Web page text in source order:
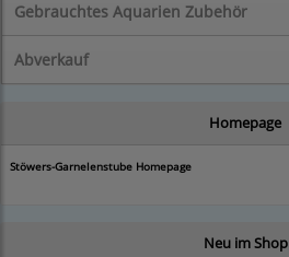
Gebrauchtes Aquarien Zubehör
Abverkauf
Homepage
Stöwers-Garnelenstube Homepage
Neu im Shop